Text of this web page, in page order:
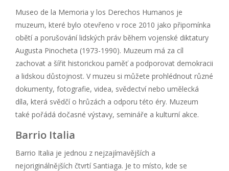
Museo de la Memoria y los Derechos Humanos je
muzeum, které bylo otevřeno v roce 2010 jako připomínka
obětí a porušování lidských práv během vojenské diktatury
Augusta Pinocheta (1973-1990). Muzeum má za cíl
zachovat a šířit historickou paměť a podporovat demokracii
a lidskou důstojnost. V muzeu si můžete prohlédnout různé
dokumenty, fotografie, videa, svědectví nebo umělecká
díla, která svědčí o hrůzách a odporu této éry. Muzeum
také pořádá dočasné výstavy, semináře a kulturní akce.
Barrio Italia
Barrio Italia je jednou z nejzajímavějších a
nejoriginálnějších čtvrtí Santiaga. Je to místo, kde se